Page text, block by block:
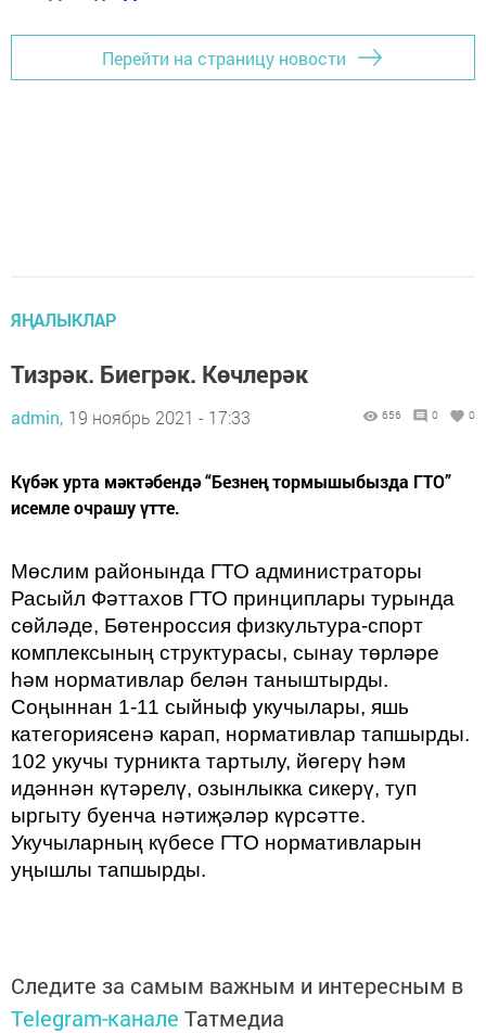
Перейти на страницу новости
ЯҢАЛЫКЛАР
Тизрәк. Биегрәк. Көчлерәк
admin, 19 ноябрь 2021 - 17:33 656 0 0
Күбәк урта мәктәбендә “Безнең тормышыбызда ГТО”
исемле очрашу үтте.
Мөслим районында ГТО адми­нистраторы
Расыйл Фәттахов ГТО принциплары турында
сөйләде, Бөтенроссия физкультура-спорт
комплексының структурасы, сы­нау төрләре
һәм нормативлар белән таныштырды.
Соңыннан 1-11 сыйныф укучылары, яшь
категориясенә карап, норматив­лар тапшырды.
102 укучы турник­та тартылу, йөгерү һәм
идәннән күтәрелү, озынлыкка сикерү, туп
ыргыту буенча нәтиҗәләр күрсәтте.
Укучыларның күбесе ГТО норма­тивларын
уңышлы тапшырды.
Следите за самым важным и интересным в
Telegram-канале Татмедиа